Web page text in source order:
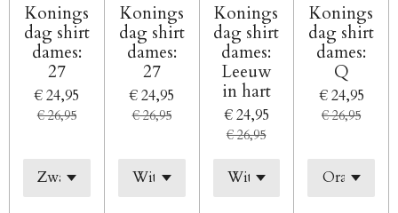
Konings
dag shirt
dames:
27
€ 24,95
€ 26,95
Konings
dag shirt
dames:
27
€ 24,95
€ 26,95
Konings
dag shirt
dames:
Leeuw
in hart
€ 24,95
€ 26,95
Konings
dag shirt
dames:
Q
€ 24,95
€ 26,95